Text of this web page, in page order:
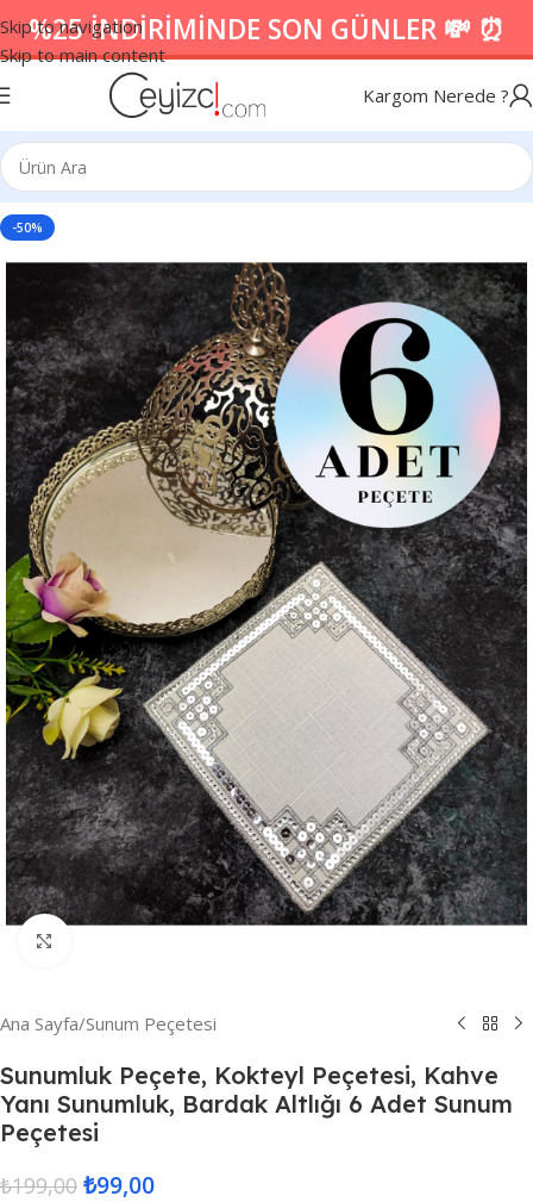
Skip to navigation
Skip to main content
%25 İNDİRİMİNDE SON GÜNLER 💸 ⏰
Kargom Nerede ?
-50%
Ana Sayfa/Sunum Peçetesi
Sunumluk Peçete, Kokteyl Peçetesi, Kahve
Yanı Sunumluk, Bardak Altlığı 6 Adet Sunum
Peçetesi
₺199,00 ₺99,00